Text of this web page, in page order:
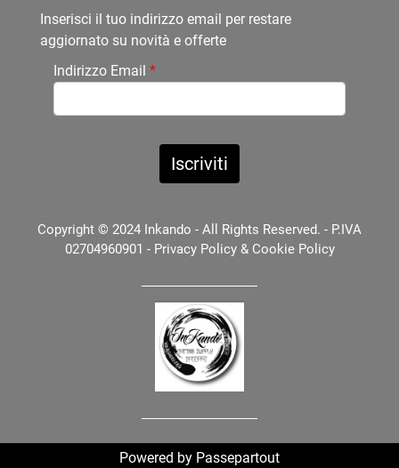
Inserisci il tuo indirizzo email per restare
aggiornato su novità e offerte
Indirizzo Email *
Copyright © 2024 Inkando - All Rights Reserved. - P.IVA
02704960901 - Privacy Policy& Cookie Policy
Powered by Passepartout